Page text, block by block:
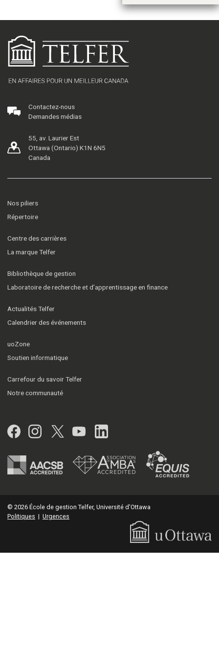
Contactez-nous
Demandes médias
55, av. Laurier Est
Ottawa (Ontario) K1N 6N5
Canada
Nos piliers
Répertoire
Centre des carrières
La marque Telfer
Bibliothèque de gestion
Laboratoire de recherche et d’apprentissage en finance
Actualités Telfer
Calendrier des événements
uoZone
Soutien informatique
Carrefour du savoir Telfer
Notre communauté
Facebook
Instagram
Twitter
YouTubeLinkedIn
© 2026 École de gestion Telfer, Université d'Ottawa
Politiques | Urgences